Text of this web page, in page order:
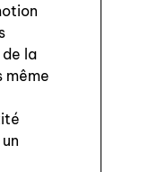
la
même